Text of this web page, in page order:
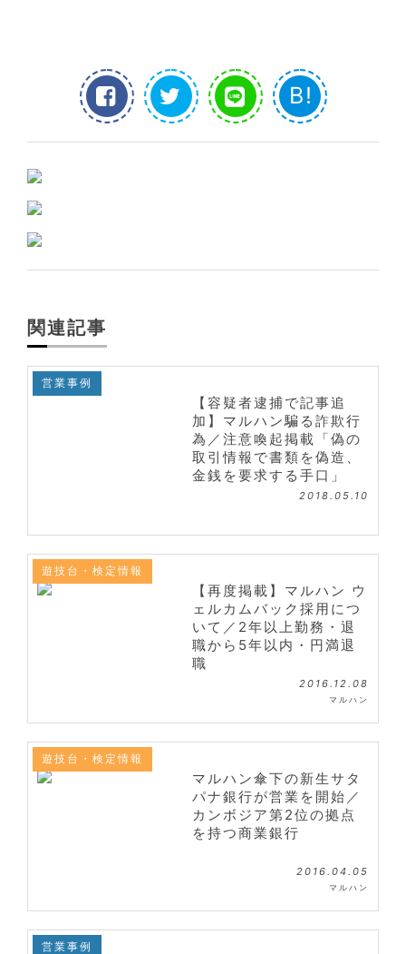
B!
関連記事
営業事例
【容疑者逮捕で記事追
加】マルハン騙る詐欺行
為／注意喚起掲載「偽の
取引情報で書類を偽造、
金銭を要求する手口」
2018.05.10
遊技台・検定情報
【再度掲載】マルハン ウ
ェルカムバック採用につ
いて／2年以上勤務・退
職から5年以内・円満退
職
2016.12.08
マルハン
遊技台・検定情報
マルハン傘下の新生サタ
パナ銀行が営業を開始／
カンボジア第2位の拠点
を持つ商業銀行
2016.04.05
マルハン
営業事例